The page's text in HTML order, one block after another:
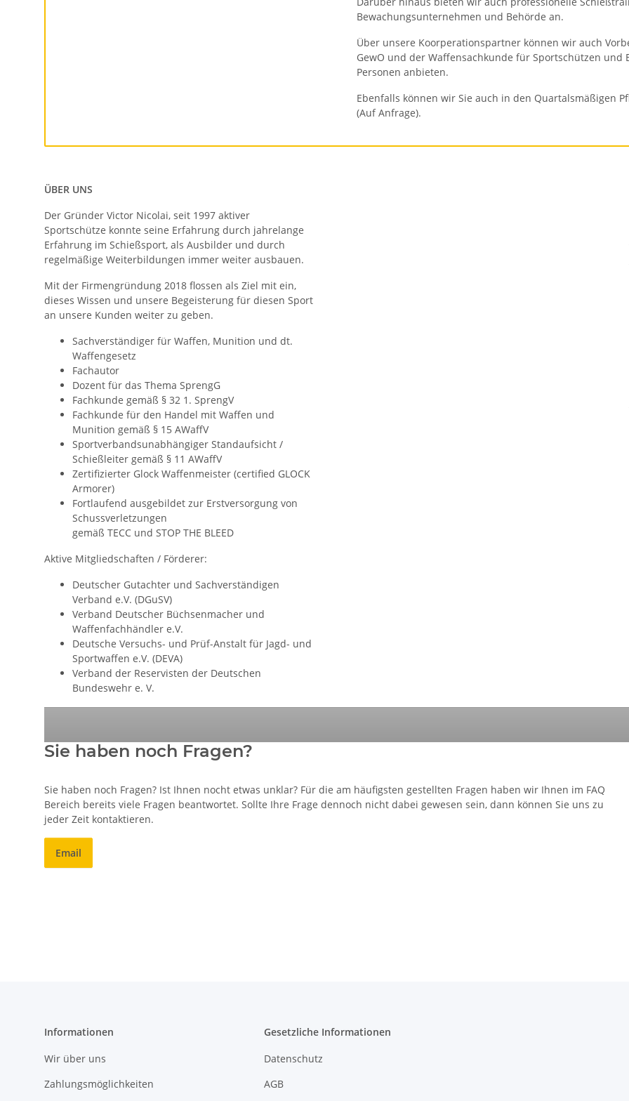
Bewachungsunternehmen und Behörde an.
Über unsere Koorperationspartner können wir auch
GewO und der Waffensachkunde für Sportschützen
Personen anbieten.
Ebenfalls können wir Sie auch in den Quartalsmäßigen
(Auf Anfrage).
ÜBER UNS
Der Gründer Victor Nicolai, seit 1997 aktiver
Sportschütze konnte seine Erfahrung durch jahrelange
Erfahrung im Schießsport, als Ausbilder und durch
regelmäßige Weiterbildungen immer weiter ausbauen.
Mit der Firmengründung 2018 flossen als Ziel mit ein,
dieses Wissen und unsere Begeisterung für diesen Sport
an unsere Kunden weiter zu geben.
Sachverständiger für Waffen, Munition und dt.
Waffengesetz
Fachautor
Dozent für das Thema SprengG
Fachkunde gemäß § 32 1. SprengV
Fachkunde für den Handel mit Waffen und
Munition gemäß § 15 AWaffV
Sportverbandsunabhängiger Standaufsicht /
Schießleiter gemäß § 11 AWaffV
Zertifizierter Glock Waffenmeister (certified GLOCK
Armorer)
Fortlaufend ausgebildet zur Erstversorgung von
Schussverletzungen
gemäß TECC und STOP THE BLEED
Aktive Mitgliedschaften / Förderer:
Deutscher Gutachter und Sachverständigen
Verband e.V. (DGuSV)
Verband Deutscher Büchsenmacher und
Waffenfachhändler e.V.
Deutsche Versuchs- und Prüf-Anstalt für Jagd- und
Sportwaffen e.V. (DEVA)
Verband der Reservisten der Deutschen
Bundeswehr e. V.
Sie haben noch Fragen?
Sie haben noch Fragen? Ist Ihnen nocht etwas unklar? Für die am häufigsten gestellten Fragen haben wir Ihnen im FAQ
Bereich bereits viele Fragen beantwortet. Sollte Ihre Frage dennoch nicht dabei gewesen sein, dann können Sie uns zu
jeder Zeit kontaktieren.
Email
Informationen
Wir über uns
Zahlungsmöglichkeiten
Gesetzliche Informationen
Datenschutz
AGB